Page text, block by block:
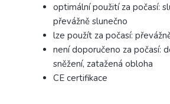
optimální použití za počasí:
převážně slunečno
lze použít za počasí:
není doporučeno za počasí:
sněžení, zatažená obloha
CE certifikace